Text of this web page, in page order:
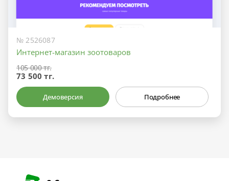
№ 2526087
Интернет-магазин зоотоваров
105 000 тг.
73 500 тг.
Демоверсия Подробнее